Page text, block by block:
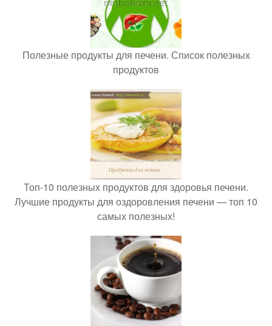
Полезные продукты для печени. Список полезных
продуктов
Топ-10 полезных продуктов для здоровья печени.
Лучшие продукты для оздоровления печени — топ 10
самых полезных!